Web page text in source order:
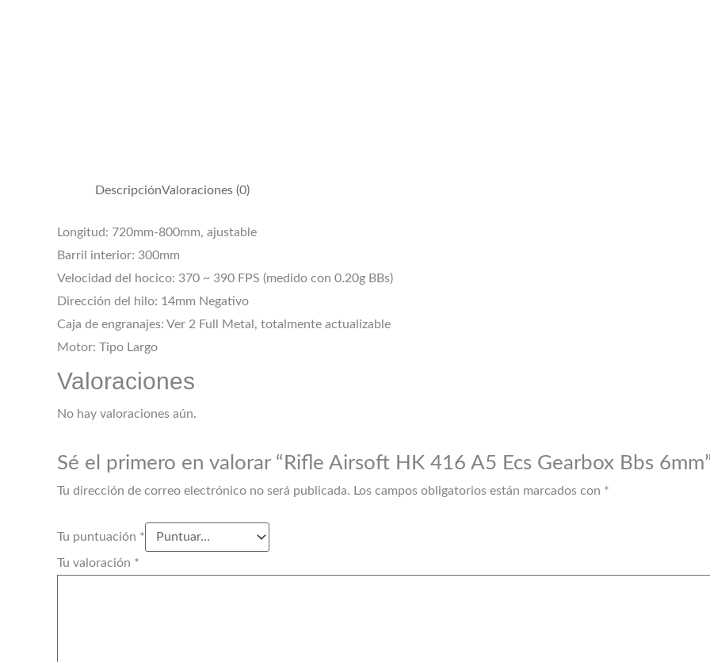
DescripciónValoraciones (0)
Longitud: 720mm-800mm, ajustable
Barril interior: 300mm
Velocidad del hocico: 370 ~ 390 FPS (medido con 0.20g BBs)
Dirección del hilo: 14mm Negativo
Caja de engranajes: Ver 2 Full Metal, totalmente actualizable
Motor: Tipo Largo
Valoraciones
No hay valoraciones aún.
Sé el primero en valorar “Rifle Airsoft HK 416 A5 Ecs Gearbox Bbs
Tu dirección de correo electrónico no será publicada. Los campos obligatorios están marcados con *
Tu puntuación *
Tu valoración *